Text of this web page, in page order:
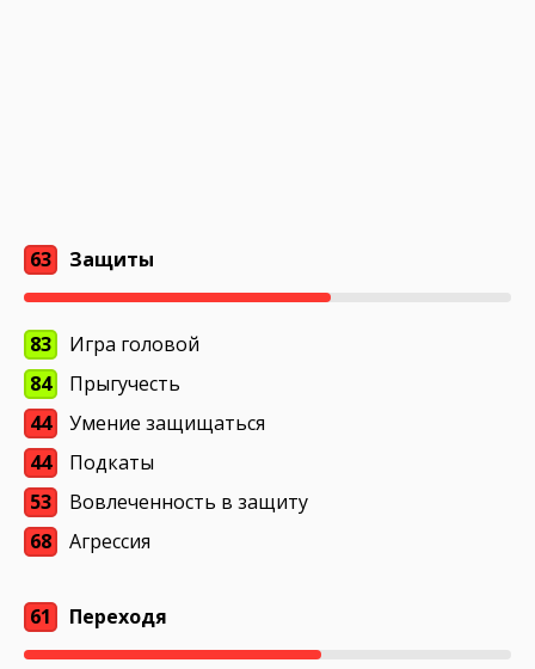
63 Защиты
83
Игра головой
84
Прыгучесть
44
Умение защищаться
44
Подкаты
53
Вовлеченность в защиту
68
Агрессия
61 Переходя